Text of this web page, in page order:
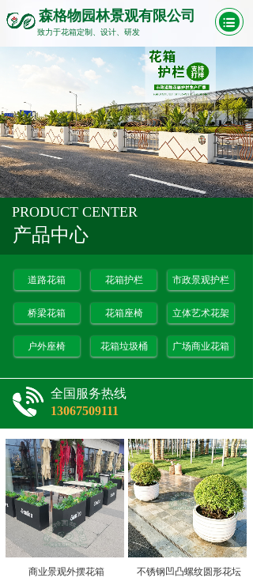
森格物园林景观有限公司
致力于花箱定制、设计、研发
道路花箱 花箱护栏 市政景观护栏
桥梁花箱 花箱座椅 立体艺术花架
户外座椅 花箱垃圾桶 广场商业花箱
产品中心
PRODUCT CENTER
全国服务热线
13067509111
商业景观外摆花箱
不锈钢凹凸螺纹圆形花坛